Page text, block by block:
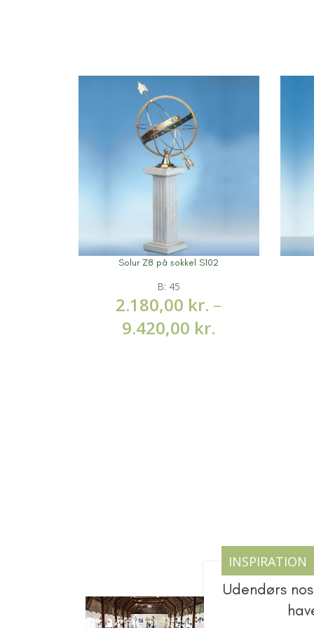
Mere information
Solur Z8 på sokkel S102
B: 45
2.180,00 kr. –
9.420,00 kr.
INSPIRATION
Udendørs